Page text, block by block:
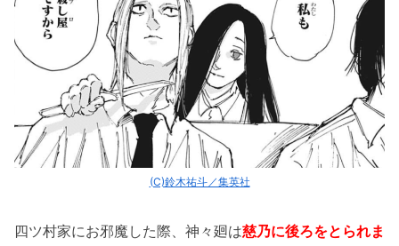
(C)鈴木祐斗／集英社
四ツ村家にお邪魔した際、神々廻は慈乃に後ろをとられま